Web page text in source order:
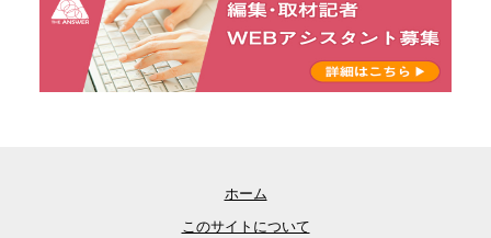
ホーム
このサイトについて